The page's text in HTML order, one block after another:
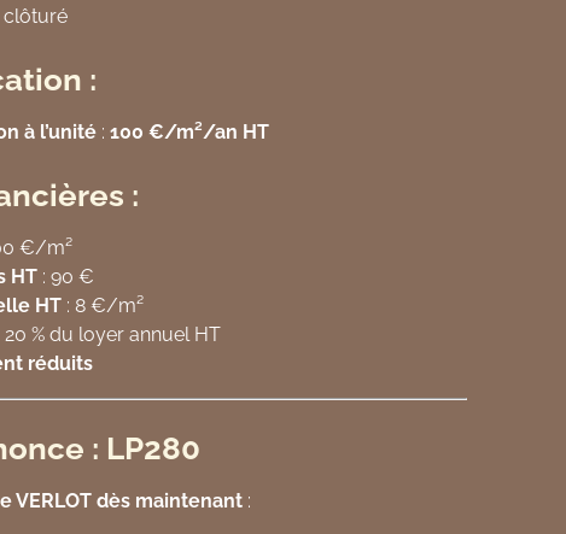
clôturé
:
à l’unité : 100 €/m²/an HT
:
€/m²
HT : 90 €
HT : 8 €/m²
20 % du loyer annuel HT
réduits
: LP280
VERLOT dès maintenant :